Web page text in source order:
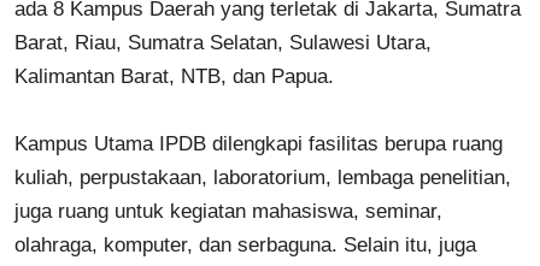
ada 8 Kampus Daerah yang terletak di Jakarta, Sumatra
Barat, Riau, Sumatra Selatan, Sulawesi Utara,
Kalimantan Barat, NTB, dan Papua.
Kampus Utama IPDB dilengkapi fasilitas berupa ruang
kuliah, perpustakaan, laboratorium, lembaga penelitian,
juga ruang untuk kegiatan mahasiswa, seminar,
olahraga, komputer, dan serbaguna. Selain itu, juga